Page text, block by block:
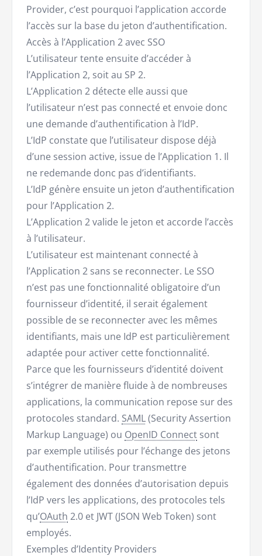
Provider, c’est pourquoi l’application accorde
l’accès sur la base du jeton d’authentification.
Accès à l’Application 2 avec SSO
L’utilisateur tente ensuite d’accéder à
l’Application 2, soit au SP 2.
L’Application 2 détecte elle aussi que
l’utilisateur n’est pas connecté et envoie donc
une demande d’authentification à l’IdP.
L’IdP constate que l’utilisateur dispose déjà
d’une session active, issue de l’Application 1. Il
ne redemande donc pas d’identifiants.
L’IdP génère ensuite un jeton d’authentification
pour l’Application 2.
L’Application 2 valide le jeton et accorde l’accès
à l’utilisateur.
L’utilisateur est maintenant connecté à
l’Application 2 sans se reconnecter. Le SSO
n’est pas une fonctionnalité obligatoire d’un
fournisseur d’identité, il serait également
possible de se reconnecter avec les mêmes
identifiants, mais une IdP est particulièrement
adaptée pour activer cette fonctionnalité.
Parce que les fournisseurs d’identité doivent
s’intégrer de manière fluide à de nombreuses
applications, la communication repose sur des
protocoles standard. SAML(Security Assertion
Markup Language) ou OpenID Connect sont
par exemple utilisés pour l’échange des jetons
d’authentification. Pour transmettre
également des données d’autorisation depuis
l’IdP vers les applications, des protocoles tels
qu’OAuth 2.0 et JWT (JSON Web Token) sont
employés.
Exemples d’Identity Providers